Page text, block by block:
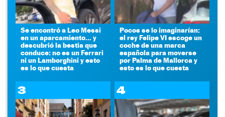
Se encontró a Leo Messi
en un aparcamiento... y
descubrió la bestia que
conduce: no es un Ferrari
ni un Lamborghini y esto
es lo que cuesta
Pocos se lo imaginarían:
el rey Felipe VI escoge un
coche de una marca
española para moverse
por Palma de Mallorca y
esto es lo que cuesta
3 4